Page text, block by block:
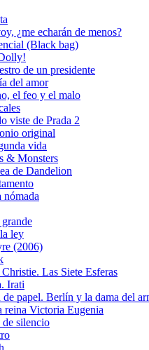
¿me echarán de menos?
(Black bag)
de un presidente
del amor
el feo y el malo
viste de Prada 2
original
vida
& Monsters
de Dandelion
nómada
ley
(2006)
Las Siete Esferas
Irati
de papel. Berlín y la dama del
reina Victoria Eugenia
silencio